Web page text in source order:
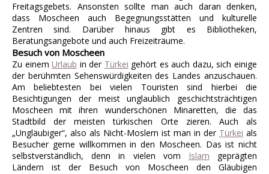
Freitagsgebets. Ansonsten sollte man auch daran denken,
dass Moscheen auch Begegnungsstätten und kulturelle
Zentren sind. Darüber hinaus gibt es Bibliotheken,
Beratungsangebote und auch Freizeiträume.
Besuch von Moscheen
Zu einemUrlaub in der Türkei gehört es auch dazu, sich einige
der berühmten Sehenswürdigkeiten des Landes anzuschauen.
Am beliebtesten bei vielen Touristen sind hierbei die
Besichtigungen der meist unglaublich geschichtsträchtigen
Moscheen mit ihren wunderschönen Minaretten, die das
Stadtbild der meisten türkischen Orte zieren. Auch als
„Ungläubiger“, also als Nicht-Moslem ist man in der Türkei als
Besucher gerne willkommen in den Moscheen. Das ist nicht
selbstverständlich, denn in vielen vom Islam geprägten
Ländern ist der Besuch von Moscheen den Gläubigen